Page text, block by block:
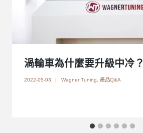
渦輪車為什麼要升級中冷？
2022-05-03 Wagner Tuning, 產品Q&A